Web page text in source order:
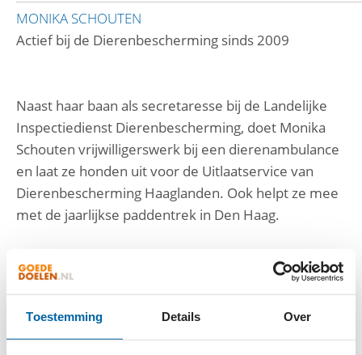
Toestemming Details Over
MONIKA SCHOUTEN
Actief bij de Dierenbescherming sinds 2009
Naast haar baan als secretaresse bij de Landelijke
Inspectiedienst Dierenbescherming, doet Monika
Schouten vrijwilligerswerk bij een dierenambulance
en laat ze honden uit voor de Uitlaatservice van
Dierenbescherming Haaglanden. Ook helpt ze mee
met de jaarlijkse paddentrek in Den Haag.
verslaving, padden zijn enorm leuke diertjes. Als je
ze kunt helpen om veilig de weg over te steken,
geeft dat een kick. Sinds 2013 coördineer ik de
paddentrek op één van de locaties waar padden de